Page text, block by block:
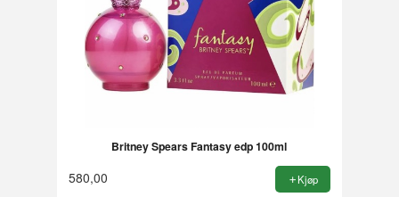
Britney Spears Fantasy edp 100ml
580,00 Kjøp